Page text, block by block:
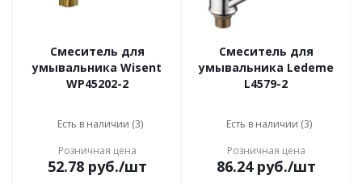
Смеситель для
умывальника Wisent
WP45202-2
Есть в наличии (3)
Розничная цена
52.78руб./шт
Смеситель для
умывальника Ledeme
L4579-2
Есть в наличии (3)
Розничная цена
86.24руб./шт